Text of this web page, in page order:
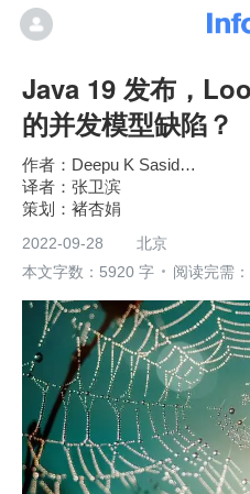
Java 19 发布，
的并发模型缺陷？
Deepu K Sasidharan
张卫滨
褚杏娟
2022-09-28
北京
本文字数：5920 字
阅读完需